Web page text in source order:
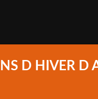
D HIVER